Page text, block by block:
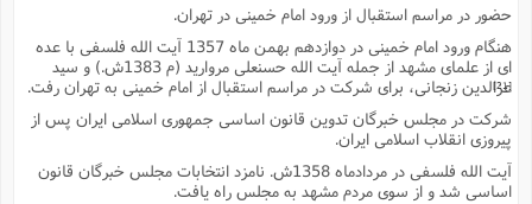
حضور در مراسم استقبال از ورود امام خمینى در تهران.
هنگام ورود امام خمینى در دوازدهم بهمن ماه 1357 آیت الله فلسفى با عده
اى از علماى مشهد از جمله آیت الله حسنعلى مروارید (م 1383ش.) و سید
عزالدین زنجانى، براى شرکت در مراسم استقبال از امام خمینى به تهران رفت.
شرکت در مجلس خبرگان تدوین قانون اساسى جمهورى اسلامى ایران پس از
پیروزى انقلاب اسلامى ایران.
آیت الله فلسفى در مردادماه 1358ش. نامزد انتخابات مجلس خبرگان قانون
اساسى شد و از سوى مردم مشهد به مجلس راه یافت.